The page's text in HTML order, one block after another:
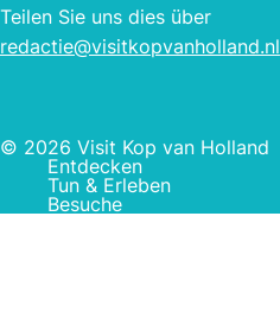
Teilen Sie uns dies über
redactie@visitkopvanholland.nl
© 2026 Visit Kop van Holland
Entdecken
Tun & Erleben
Besuche